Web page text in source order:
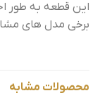
برخی مدل های
محصولات مشابه